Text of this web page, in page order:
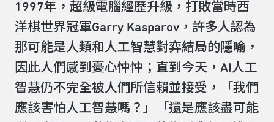
1997年，超級電腦經歷升級，打敗當時西
洋棋世界冠軍Garry Kasparov，許多人認為
那可能是人類和人工智慧對弈結局的隱喻，
因此人們感到憂心忡忡；直到今天，AI人工
智慧仍不完全被人們所信賴並接受，「我們
應該害怕人工智慧嗎？」「還是應該盡可能